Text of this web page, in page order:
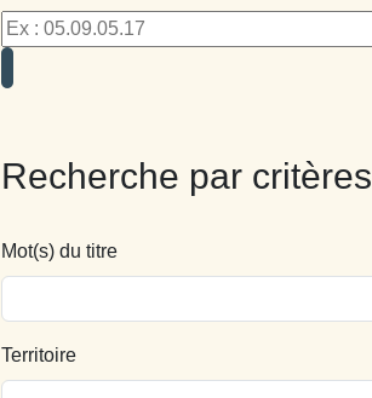
Recherche par critères
Mot(s) du titre
Territoire